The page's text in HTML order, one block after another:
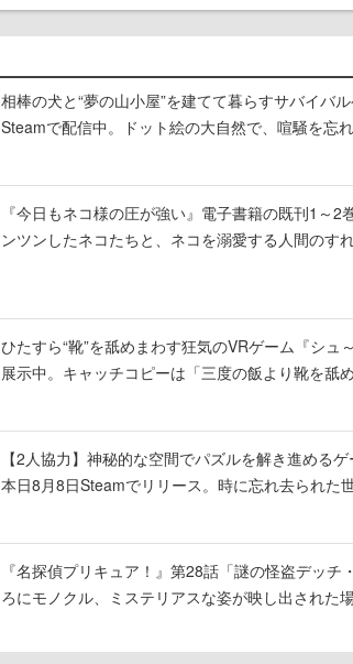
相棒の犬と“夢の山小屋”を建てて暮らすサバイバ
Steamで配信中。ドット絵の大自然で、喧騒を忘
『今日もネコ様の圧が強い』電子書籍の既刊1～
ンツンしたネコたちと、ネコを溺愛する人間のす
ひたすら“靴”を舐めまわす狂気のVRゲーム『シ
展示中。キャッチコピーは「三度の飯より靴を舐
【2人協力】神秘的な空間でパズルを解き進める
本日8月8日Steamでリリース。時に忘れ去られた
『名探偵プリキュア！』第28話「謎の怪盗デッチ
ろにモノクル、ミステリアスな姿が映し出された